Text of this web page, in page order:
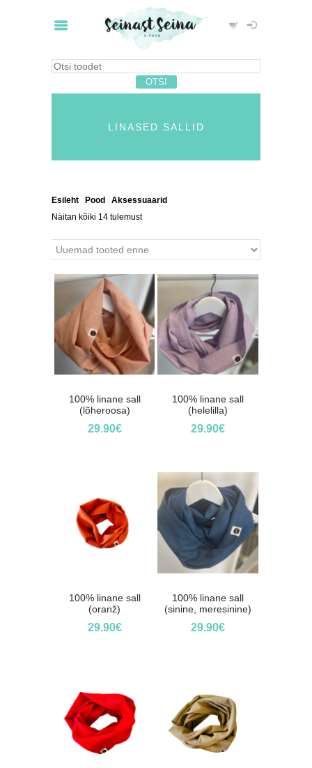
LINASED SALLID
Esileht Pood Aksessuaarid
Näitan kõiki 14 tulemust
100% linane sall
(lõheroosa)
29.90€
100% linane sall
(helelilla)
29.90€
100% linane sall
(oranž)
29.90€
100% linane sall
(sinine, meresinine)
29.90€